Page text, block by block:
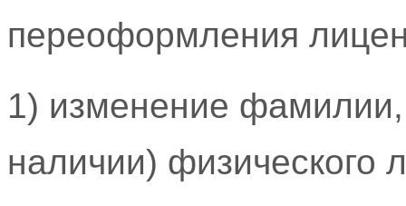
переоформления
1) изменение фамилии,
наличии) физического